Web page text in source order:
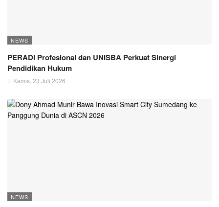
NEWS
PERADI Profesional dan UNISBA Perkuat Sinergi
Pendidikan Hukum
Kamis, 23 Juli 2026
NEWS